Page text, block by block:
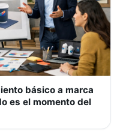
básico a marca
es el momento del